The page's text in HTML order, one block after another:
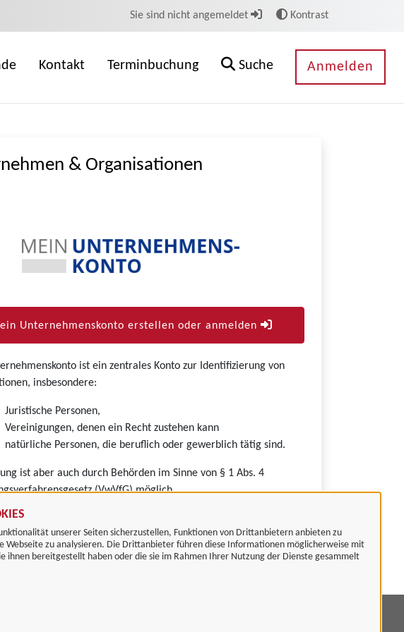
unserer Seiten sicherzustellen, Funktionen von Drittanbietern anbieten zu
Webseite zu analysieren. Die Drittanbieter führen diese Informationen möglicherweise mit
ihnen bereitgestellt haben oder die sie im Rahmen Ihrer Nutzung der Dienste gesammelt
Sie sind nicht angemeldet Kontrast
Kontakt Terminbuchung Suche Anmelden
& Organisationen
Unternehmenskonto erstellen oder anmelden
ist ein zentrales Konto zur Identifizierung von
insbesondere:
Juristische Personen,
Vereinigungen, denen ein Recht zustehen kann
natürliche Personen, die beruflich oder gewerblich tätig sind.
ist aber auch durch Behörden im Sinne von § 1 Abs. 4
(VwVfG) möglich.